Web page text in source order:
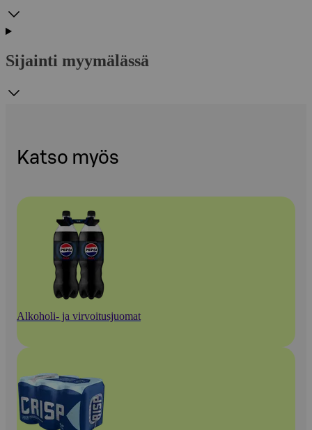
Sijainti myymälässä
Katso myös
Alkoholi- ja virvoitusjuomat